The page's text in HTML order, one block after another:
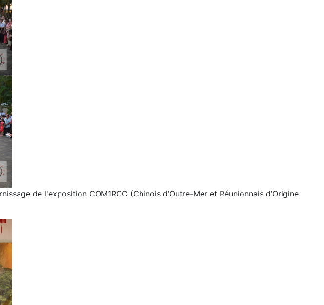
de l'exposition COM1ROC (Chinois d’Outre-Mer et Réunionnais d’Origine